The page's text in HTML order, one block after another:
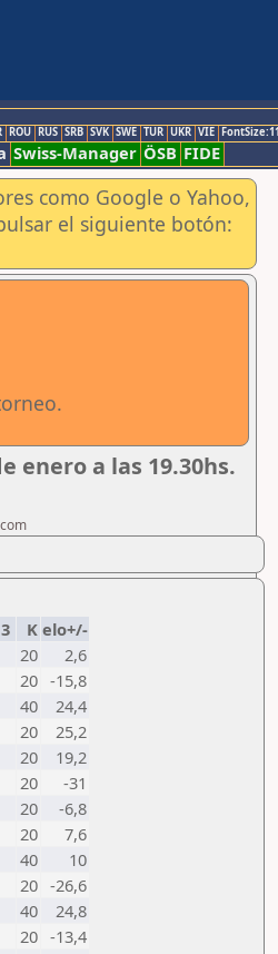
ROU RUS SRB SVK SWE TUR UKR VIE
Swiss-Manager ÖSB FIDE
como Google o Yahoo,
el siguiente botón:
enero a las 19.30hs.
K elo+/-
20
2,6
20 -15,8
40
24,4
20
25,2
20
19,2
20
-31
20
-6,8
20
7,6
40
10
20 -26,6
40
24,8
20 -13,4